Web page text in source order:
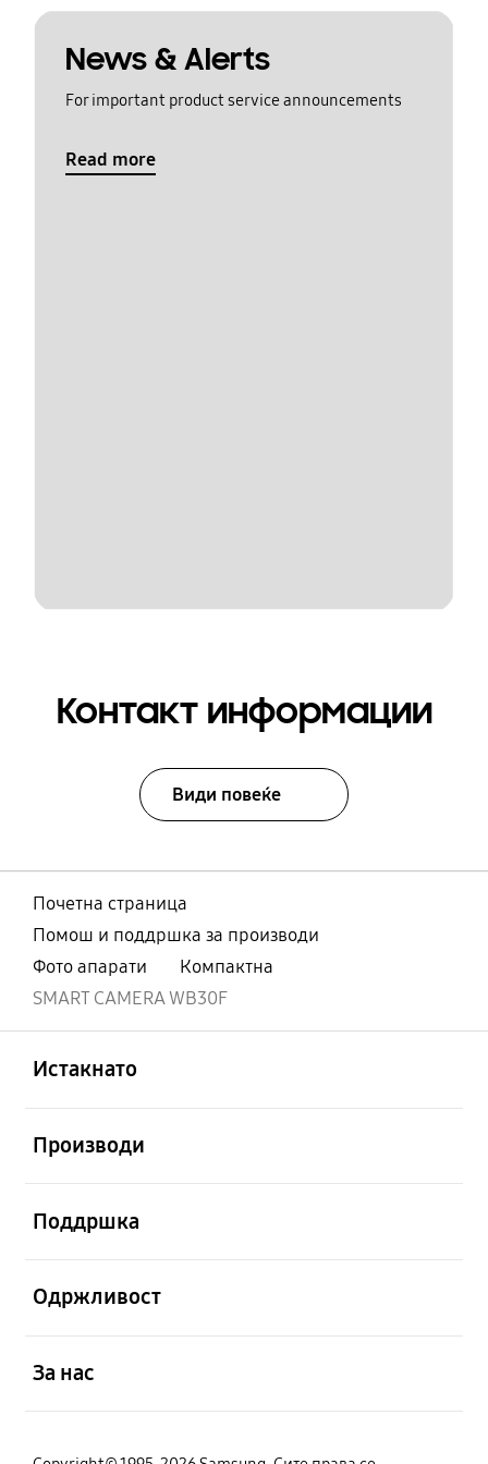
News & Alerts
For important product service announcements
Read more
Контакт информации
Види повеќе
Почетна страница
Помош и поддршка за производи
Фото апарати
Компактна
SMART CAMERA WB30F
Истакнато
Производи
Поддршка
Одржливост
За нас